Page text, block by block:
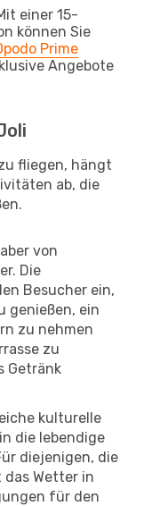
einer 15-
können Sie
Prime
Angebote
fliegen, hängt
ab, die
von
Die
Besucher ein,
genießen, ein
zu nehmen
zu
Getränk
kulturelle
die lebendige
diejenigen, die
Wetter in
für den